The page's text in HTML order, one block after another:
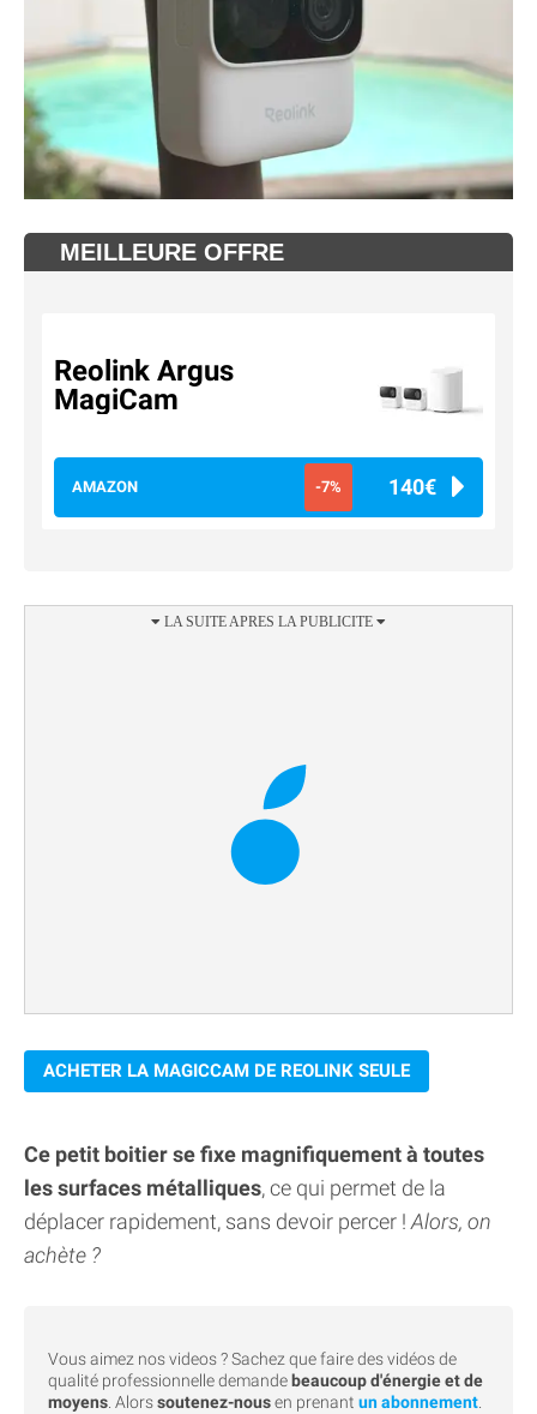
MEILLEURE OFFRE
Reolink Argus
MagiCam
AMAZON -7% 140€
ACHETER LA MAGICCAM DE REOLINK SEULE
Ce petit boitier se fixe magnifiquement à toutes
les surfaces métalliques, ce qui permet de la
déplacer rapidement, sans devoir percer !Alors, on
achète ?
Vous aimez nos videos ? Sachez que faire des vidéos de
qualité professionnelle demande beaucoup d'énergie et de
moyens. Alorssoutenez-nousen prenant un abonnement.